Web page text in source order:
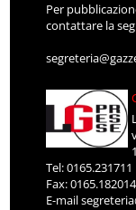
Per
contattare la
Tel: 0165.231711
Fax:
E-mail